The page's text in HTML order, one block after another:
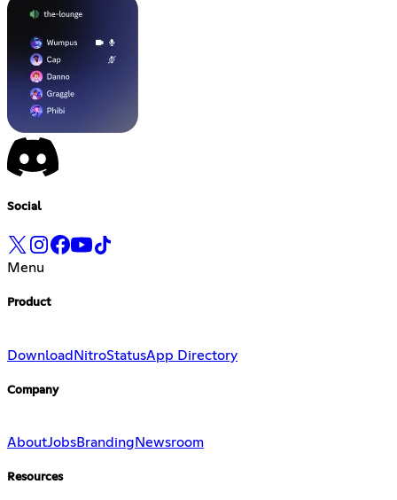
Social
Menu
Product
DownloadNitroStatusApp Directory
Company
AboutJobsBranding Newsroom
Resources